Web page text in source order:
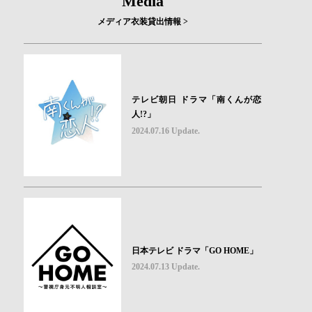
メディア衣装貸出情報 >
テレビ朝日 ドラマ「南くんが恋
人!?」
2024.07.16 Update.
日本テレビ ドラマ「GO HOME」
2024.07.13 Update.